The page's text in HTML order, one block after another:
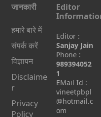
जानकारी
हमारे बारे में
संपर्क करें
विज्ञापन
Disclaime
r
Privacy
Policy
Editor
Editor :
Sanjay Jain
Phone :
989394052
1
EMail Id :
vineetpbpl
@hotmail.c
om